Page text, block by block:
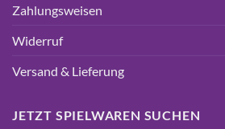
Zahlungsweisen
Widerruf
Versand & Lieferung
JETZT SPIELWAREN SUCHEN